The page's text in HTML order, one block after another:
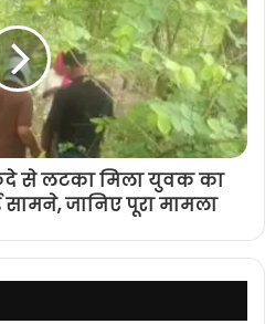
से लटका मिला युवक का
जानिए पूरा मामला